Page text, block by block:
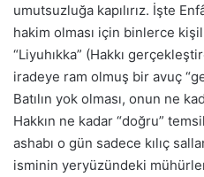
umutsuzluğa kapılırız. İşte
hakim olması için binlerce
“Liyuhıkka” (Hakkı
iradeye ram olmuş bir avuç
Batılın yok olması, onun ne
Hakkın ne kadar “doğru”
ashabı o gün sadece kılıç
isminin yeryüzündeki